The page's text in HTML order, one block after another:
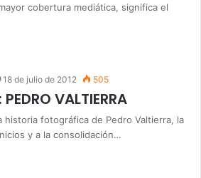
cobertura mediática, significa el
18 de julio de 2012 505
VALTIERRA
historia fotográfica de Pedro Valtierra, la
y a la consolidación…